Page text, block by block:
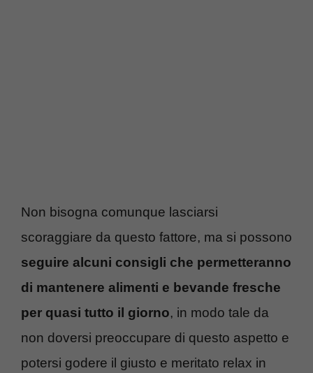
Non bisogna comunque lasciarsi
scoraggiare da questo fattore, ma si possono
seguire alcuni consigli che permetteranno
di mantenere alimenti e bevande fresche
per quasi tutto il giorno, in modo tale da
non doversi preoccupare di questo aspetto e
potersi godere il giusto e meritato relax in